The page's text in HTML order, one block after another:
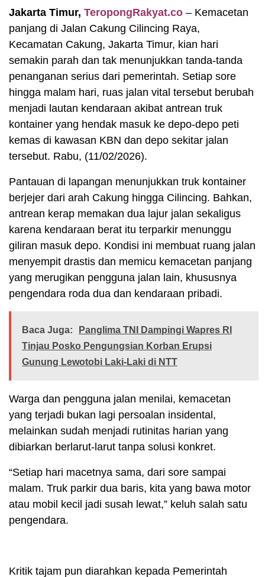
Jakarta Timur, TeropongRakyat.co – Kemacetan
panjang di Jalan Cakung Cilincing Raya,
Kecamatan Cakung, Jakarta Timur, kian hari
semakin parah dan tak menunjukkan tanda-tanda
penanganan serius dari pemerintah. Setiap sore
hingga malam hari, ruas jalan vital tersebut berubah
menjadi lautan kendaraan akibat antrean truk
kontainer yang hendak masuk ke depo-depo peti
kemas di kawasan KBN dan depo sekitar jalan
tersebut. Rabu, (11/02/2026).
Pantauan di lapangan menunjukkan truk kontainer
berjejer dari arah Cakung hingga Cilincing. Bahkan,
antrean kerap memakan dua lajur jalan sekaligus
karena kendaraan berat itu terparkir menunggu
giliran masuk depo. Kondisi ini membuat ruang jalan
menyempit drastis dan memicu kemacetan panjang
yang merugikan pengguna jalan lain, khususnya
pengendara roda dua dan kendaraan pribadi.
Baca Juga:
Panglima TNI Dampingi Wapres RI
Tinjau Posko Pengungsian Korban Erupsi
Gunung Lewotobi Laki-Laki di NTT
Warga dan pengguna jalan menilai, kemacetan
yang terjadi bukan lagi persoalan insidental,
melainkan sudah menjadi rutinitas harian yang
dibiarkan berlarut-larut tanpa solusi konkret.
“Setiap hari macetnya sama, dari sore sampai
malam. Truk parkir dua baris, kita yang bawa motor
atau mobil kecil jadi susah lewat,” keluh salah satu
pengendara.
Kritik tajam pun diarahkan kepada Pemerintah